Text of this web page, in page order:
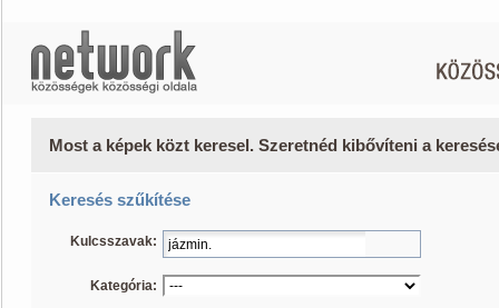
Most a képek közt keresel. Szeretnéd kibővíteni a
Keresés szűkítése
Kulcsszavak:
Kategória: